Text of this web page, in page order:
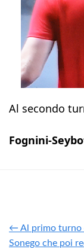
Al secondo
Fognini-
← Al primo turno
Sonego che poi